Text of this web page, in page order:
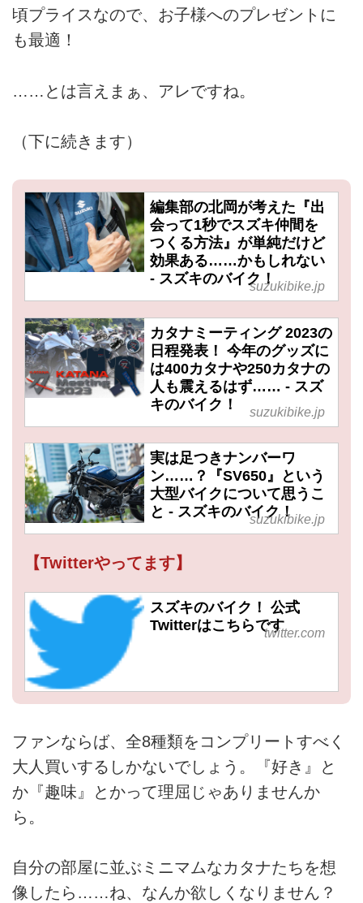
頃プライスなので、お子様へのプレゼントに
も最適！
……とは言えまぁ、アレですね。
（下に続きます）
編集部の北岡が考えた『出
会って1秒でスズキ仲間を
つくる方法』が単純だけど
効果ある……かもしれない
- スズキのバイク！suzukibike.jp
カタナミーティング 2023の
日程発表！ 今年のグッズに
は400カタナや250カタナの
人も震えるはず…… - スズ
キのバイク！
suzukibike.jp
実は足つきナンバーワ
ン……？『SV650』という
大型バイクについて思うこ
と - スズキのバイク！
suzukibike.jp
【Twitterやってます】
スズキのバイク！ 公式
Twitterはこちらですtwitter.com
ファンならば、全8種類をコンプリートすべく
大人買いするしかないでしょう。『好き』と
か『趣味』とかって理屈じゃありませんか
ら。
自分の部屋に並ぶミニマムなカタナたちを想
像したら……ね、なんか欲しくなりません？